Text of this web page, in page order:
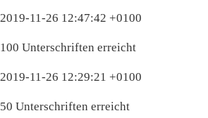
2019-11-26 12:47:42 +0100
100 Unterschriften erreicht
2019-11-26 12:29:21 +0100
50 Unterschriften erreicht